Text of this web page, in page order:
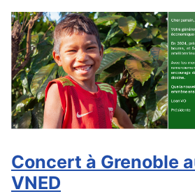
Concert à Grenoble
VNED